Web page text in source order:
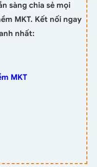
sàng chia sẻ mọi
MKT. Kết nối ngay
nhất:
MKT